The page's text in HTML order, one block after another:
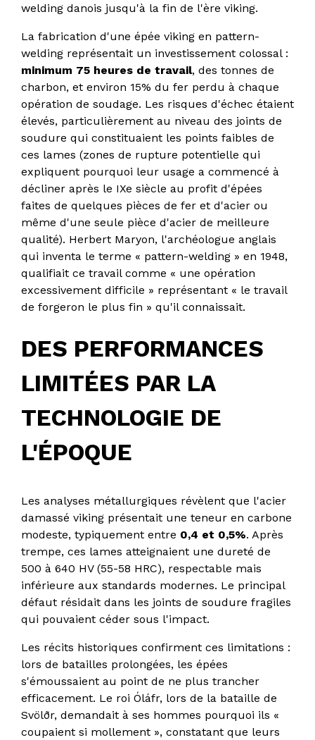
welding danois jusqu'à la fin de l'ère viking.
La fabrication d'une épée viking en pattern-
welding représentait un investissement colossal :
minimum 75 heures de travail, des tonnes de
charbon, et environ 15% du fer perdu à chaque
opération de soudage. Les risques d'échec étaient
élevés, particulièrement au niveau des joints de
soudure qui constituaient les points faibles de
ces lames (zones de rupture potentielle qui
expliquent pourquoi leur usage a commencé à
décliner après le IXe siècle au profit d'épées
faites de quelques pièces de fer et d'acier ou
même d'une seule pièce d'acier de meilleure
qualité). Herbert Maryon, l'archéologue anglais
qui inventa le terme « pattern-welding » en 1948,
qualifiait ce travail comme « une opération
excessivement difficile » représentant « le travail
de forgeron le plus fin » qu'il connaissait.
DES PERFORMANCES
LIMITÉES PAR LA
TECHNOLOGIE DE
L'ÉPOQUE
Les analyses métallurgiques révèlent que l'acier
damassé viking présentait une teneur en carbone
modeste, typiquement entre 0,4 et 0,5%. Après
trempe, ces lames atteignaient une dureté de
500 à 640 HV (55-58 HRC), respectable mais
inférieure aux standards modernes. Le principal
défaut résidait dans les joints de soudure fragiles
qui pouvaient céder sous l'impact.
Les récits historiques confirment ces limitations :
lors de batailles prolongées, les épées
s'émoussaient au point de ne plus trancher
efficacement. Le roi Óláfr, lors de la bataille de
Svölðr, demandait à ses hommes pourquoi ils «
coupaient si mollement », constatant que leurs